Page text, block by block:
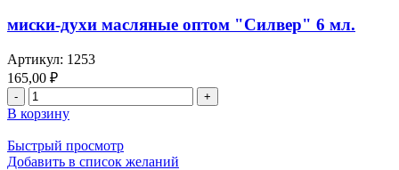
теа"
мл.
миски-духи масляные оптом "Силвер" 6 мл.
Артикул: 1253
165,00 ₽
Количество
товара
миски-
духи
масляные
В корзину
Быстрый просмотр
Добавить в список желаний